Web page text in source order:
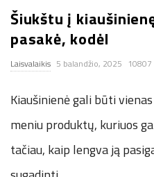
n
.
n
e
t
Šiukštu į
pasakė, kodėl
Laisvalaikis 5 balandžio, 2025 10807
Kiaušinienė gali būti
meniu produktų, kuriuos
tačiau, kaip lengva ją